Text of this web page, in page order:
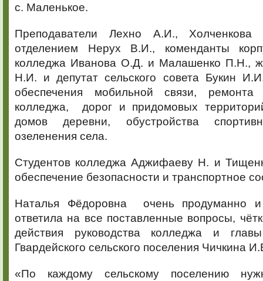
с. Маленькое.
Преподаватели Лехно А.И.,
отделением Нерух В.И., коменданты
колледжа Иванова О.Д. и Малашенко П.Н.,
Н.И. и депутат сельского совета Букин
обеспечения мобильной связи, ремонта
колледжа, дорог и придомовых
домов деревни, обустройства
озеленения села.
Студентов колледжа Аджифаеву Н. и
обеспечение безопасности и транспортное
Наталья Фёдоровна очень продуманно и
ответила на все поставленные вопросы,
действия руководства колледжа и
Гвардейского сельского поселения Чичкина
«По каждому сельскому поселению